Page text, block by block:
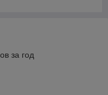
за год